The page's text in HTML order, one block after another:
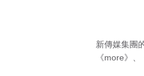
新傳媒集團
《more》